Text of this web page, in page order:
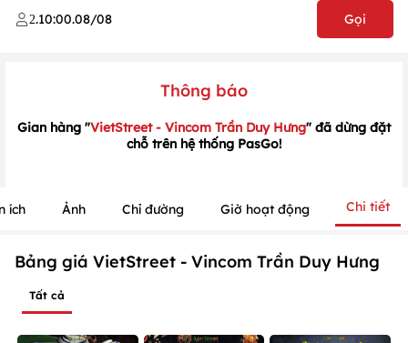
2.10:00.08/08 Gọi
Thông báo
Gian hàng "VietStreet - Vincom Trần Duy Hưng" đã dừng đặt
chỗ trên hệ thống PasGo!
ích Ảnh Chỉ đường Giờ hoạt động Chi tiết
Bảng giá VietStreet - Vincom Trần Duy Hưng
Tất cả